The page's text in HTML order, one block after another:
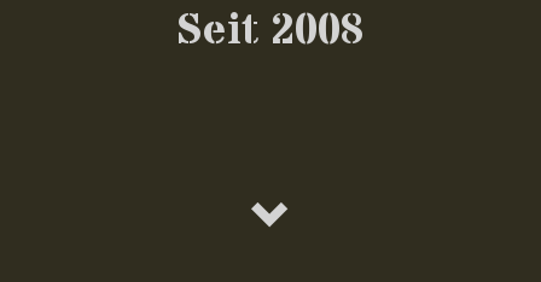
Seit 2008